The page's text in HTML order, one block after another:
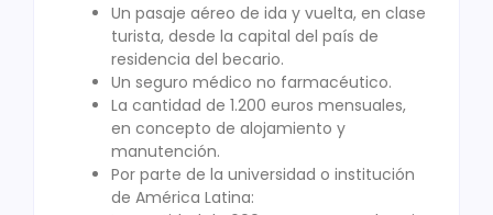
Un pasaje aéreo de ida y vuelta, en clase
turista, desde la capital del país de
residencia del becario.
Un seguro médico no farmacéutico.
La cantidad de 1.200 euros mensuales,
en concepto de alojamiento y
manutención.
Por parte de la universidad o institución
de América Latina: